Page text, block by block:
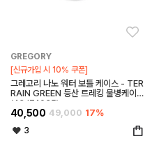
GREGORY
[신규가입 시 10% 쿠폰]
그레고리 나노 워터 보틀 케이스 - TER
RAIN GREEN 등산 트레킹 물병케이스
(43J74035)
40,500 49,000 17%
3